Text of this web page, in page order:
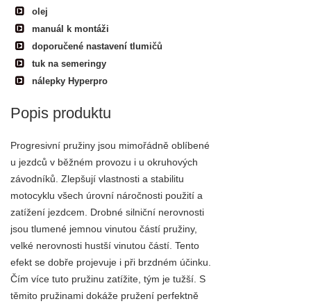
olej
manuál k montáži
doporučené nastavení tlumičů
tuk na semeringy
nálepky Hyperpro
Popis produktu
Progresivní pružiny jsou mimořádně oblíbené
u jezdců v běžném provozu i u okruhových
závodníků. Zlepšují vlastnosti a stabilitu
motocyklu všech úrovní náročnosti použití a
zatížení jezdcem. Drobné silniční nerovnosti
jsou tlumené jemnou vinutou částí pružiny,
velké nerovnosti hustší vinutou částí. Tento
efekt se dobře projevuje i při brzdném účinku.
Čím více tuto pružinu zatížite, tým je tužší. S
těmito pružinami dokáže pružení perfektně